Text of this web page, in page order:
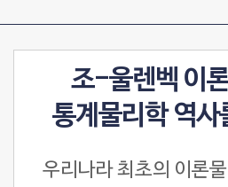
조-울렌벡 이
통계물리학 역사
우리나라 최초의 이론